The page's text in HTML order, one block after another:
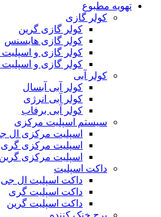
تهویه مطبوع
کولر گازی
کولر گازی گرین
کولر گازی هایسنس
کولر گازی و
کولر گازی و اسپلیت
کولر آبی
کولر آبی آبسال
کولر آبی انرژی
کولر آبی برفاب
سیستم اسپلیت مرکزی
اسپلیت مرکزی ال
اسپلیت مرکزی گری
اسپلیت مرکزی گرین
داکت اسپلیت
داکت اسپلیت ال جی
داکت اسپلیت گری
داکت اسپلیت گرین